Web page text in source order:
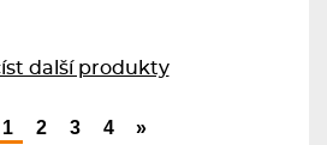
další produkty
1 2 3 4 »